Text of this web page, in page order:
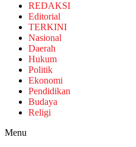
REDAKSI
Editorial
TERKINI
Nasional
Daerah
Hukum
Politik
Ekonomi
Pendidikan
Budaya
Religi
Menu